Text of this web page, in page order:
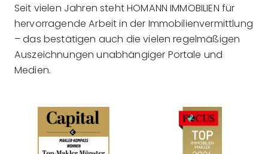
Seit vielen Jahren steht HOMANN IMMOBILIEN für
hervorragende Arbeit in der Immobilienvermittlung
– das bestätigen auch die vielen regelmäßigen
Auszeichnungen unabhängiger Portale und
Medien.